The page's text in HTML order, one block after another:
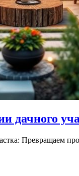
дачного
Превращаем